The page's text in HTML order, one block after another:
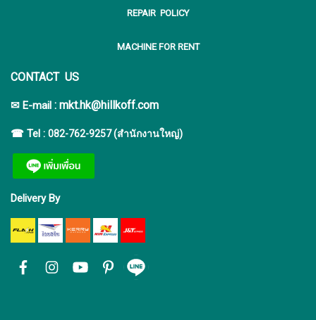
REPAIR POLICY
MACHINE FOR RENT
CONTACT US
✉ E-mail : mkt.hk@hillkoff.com
☎ Tel : 082-762-9257 (สำนักงานใหญ่)
Delivery By